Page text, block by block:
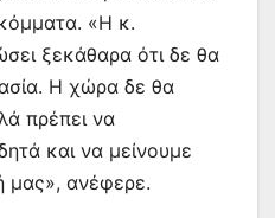
«Η κ.
ξεκάθαρα ότι δε θα
Η χώρα δε θα
πρέπει να
και να μείνουμε
μας», ανέφερε.